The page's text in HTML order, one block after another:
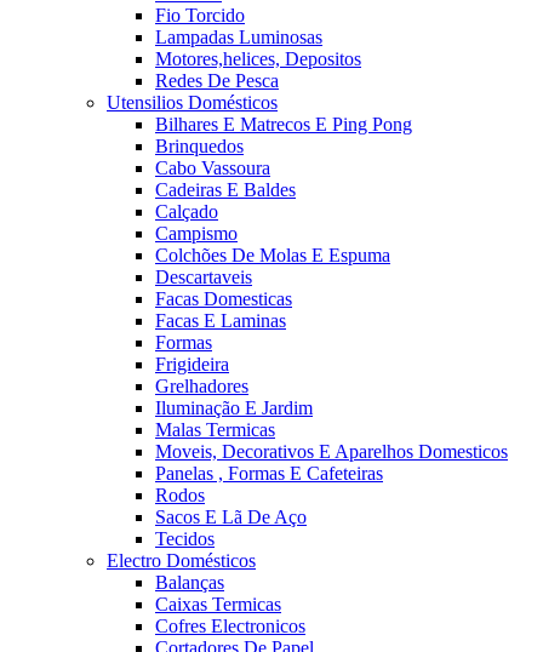
Fio Torcido
Lampadas Luminosas
Motores,helices, Depositos
Redes De Pesca
Utensilios Domésticos
Bilhares E Matrecos E Ping Pong
Brinquedos
Cabo Vassoura
Cadeiras E Baldes
Calçado
Campismo
Colchões De Molas E Espuma
Descartaveis
Facas Domesticas
Facas E Laminas
Formas
Frigideira
Grelhadores
Iluminação E Jardim
Malas Termicas
Moveis, Decorativos E Aparelhos Domesticos
Panelas , Formas E Cafeteiras
Rodos
Sacos E Lã De Aço
Tecidos
Electro Domésticos
Balanças
Caixas Termicas
Cofres Electronicos
Cortadores De Papel